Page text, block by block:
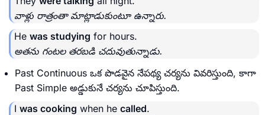
వాళ్లు రాత్రంతా మాట్లాడుకుంటూ ఉన్నారు.
He was studying for hours.
అతను గంటల తరబడి చదువుతున్నాడు.
Past Continuous ఒక పొడవైన నేపథ్య చర్యను వివరిస్తుంది, కాగా
Past Simple అడ్డుకునే చర్యను చూపిస్తుంది.
I was cooking when he called.